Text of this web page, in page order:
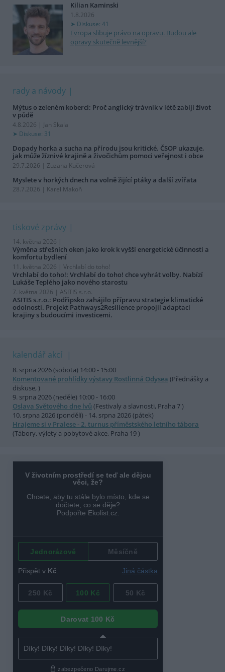
Kilian Kaminski
1.8.2026
Diskuse: 41
Evropa slibuje právo na opravu. Budou ale
opravy skutečně levnější?
rady a návody
Mýtus o zeleném koberci: Proč anglický trávník v létě zabíjí život
v půdě
4.8.2026 | Jan Skala
Diskuse: 31
Dopady horka a sucha na přírodu jsou kritické. ČSOP ukazuje,
jak může žíznivé krajině a živočichům pomoci veřejnost i obce
29.7.2026 | Zuzana Kučerová
Myslete v horkých dnech na volně žijící ptáky a další zvířata
28.7.2026 | Karel Makoň
tiskové zprávy
14. května 2026 |
Výměna střešních oken jako krok k vyšší energetické účinnosti a
komfortu bydlení
11. května 2026 | Vrchlabí do toho!
Vrchlabí do toho!: Vrchlabí do toho! chce vyhrát volby. Nabízí
Lukáše Teplého jako nového starostu
7. května 2026 | ASITIS s.r.o.
ASITIS s.r.o.: Podřipsko zahájilo přípravu strategie klimatické
odolnosti. Projekt Pathways2Resilience propojil adaptaci
krajiny s budoucími investicemi.
kalendář akcí
8. srpna 2026 (sobota) 14:00 - 15:00
Komentované prohlídky výstavy Rostlinná Odysea (Přednášky a
diskuse, )
9. srpna 2026 (neděle) 10:00 - 16:00
Oslava Světového dne lvů (Festivaly a slavnosti, Praha 7 )
10. srpna 2026 (pondělí) - 14. srpna 2026 (pátek)
Hrajeme si v Pralese - 2. turnus příměstského letního tábora
(Tábory, výlety a pobytové akce, Praha 19 )